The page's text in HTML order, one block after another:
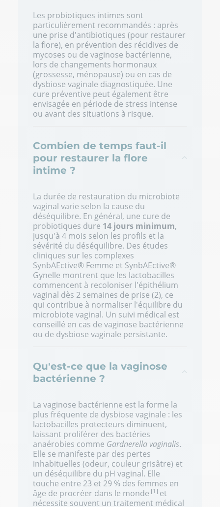
Les probiotiques intimes sont
particulièrement recommandés : après
une prise d'antibiotiques (pour restaurer
la flore), en prévention des récidives de
mycoses ou de vaginose bactérienne,
lors de changements hormonaux
(grossesse, ménopause) ou en cas de
dysbiose vaginale diagnostiquée. Une
cure préventive peut également être
envisagée en période de stress intense
ou avant des situations à risque.
Combien de temps faut-il
pour restaurer la flore
intime ?
La durée de restauration du microbiote
vaginal varie selon la cause du
déséquilibre. En général, une cure de
probiotiques dure 14 jours minimum,
jusqu'à 4 mois selon les profils et la
sévérité du déséquilibre. Des études
cliniques sur les complexes
SynbAEctive® Femme et SynbAEctive®
Gynelle montrent que les lactobacilles
commencent à recoloniser l'épithélium
vaginal dès 2 semaines de prise (2), ce
qui contribue à normaliser l'équilibre du
microbiote vaginal. Un suivi médical est
conseillé en cas de vaginose bactérienne
ou de dysbiose vaginale persistante.
Qu'est-ce que la vaginose
bactérienne ?
La vaginose bactérienne est la forme la
plus fréquente de dysbiose vaginale : les
lactobacilles protecteurs diminuent,
laissant proliférer des bactéries
anaérobies comme Gardnerella vaginalis.
Elle se manifeste par des pertes
inhabituelles (odeur, couleur grisâtre) et
un déséquilibre du pH vaginal. Elle
touche entre 23 et 29 % des femmes en
âge de procréer dans le monde [1] et
nécessite souvent un traitement médical